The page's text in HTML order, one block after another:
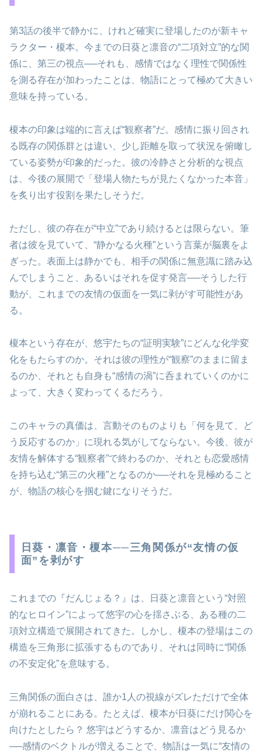
第3話の後半で静かに、けれど確実に登場したのが新キャ
ラクター・榎本。今までの日葵と凛音の“二項対立”的な関
係に、第三の視点──それも、感情ではなく理性で関係性
を測る存在が加わったことは、物語にとって極めて大きい
意味を持っている。
榎本の印象は端的に言えば“観察者”だ。感情に振り回され
る既存の関係群とは違い、少し距離を取って状況を俯瞰し
ている姿勢が印象的だった。彼の冷静さと分析的な視点
は、今後の展開で「登場人物たちが見たくなかった本音」
を炙り出す役割を果たしそうだ。
ただし、彼の存在が“中立”であり続けるとは限らない。筆
者は彼を見ていて、“静かなる火種”という言葉が脳裏をよ
ぎった。表面上は静かでも、相手の関係に無意識に踏み込
んでしまうこと、あるいはそれを促す発言──そうした行
動が、これまでの友情の仮面を一気に剥がす可能性があ
る。
榎本という存在が、悠宇たちの“証明実験”にどんな化学変
化をもたらすのか。それは彼の理性が“観察”のままに留ま
るのか、それとも自身も“感情の渦”に呑まれていくのかに
よって、大きく変わってくるだろう。
このキャラの真価は、言動そのものよりも「何を見て、ど
う反応するのか」に現れる気がしてならない。今後、彼が
友情を解体する“観察者”で終わるのか、それとも恋愛感情
を持ち込む“第三の火種”となるのか──それを見極めること
が、物語の核心を掴む鍵になりそうだ。
日葵・凛音・榎本──三角関係が“友情の仮
面”を剥がす
これまでの『だんじょる？』は、日葵と凛音という“対照
的なヒロイン”によって悠宇の心を揺さぶる、ある種の二
項対立構造で展開されてきた。しかし、榎本の登場はこの
構造を三角形に拡張するものであり、それは同時に“関係
の不安定化”を意味する。
三角関係の面白さは、誰か1人の視線がズレただけで全体
が崩れることにある。たとえば、榎本が日葵にだけ関心を
向けたとしたら？ 悠宇はどうするか、凛音はどう見るか
──感情のベクトルが増えることで、物語は一気に“友情の